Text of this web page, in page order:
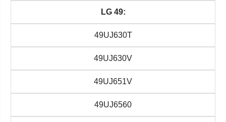
LG 49:
49UJ630T
49UJ630V
49UJ651V
49UJ6560